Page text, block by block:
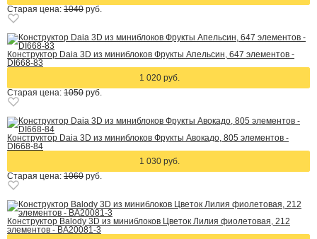
Старая цена: 1040 руб.
Конструктор Daia 3D из миниблоков Фрукты Апельсин, 647 элементов -
DI668-83
1 020 руб.
Старая цена: 1050 руб.
Конструктор Daia 3D из миниблоков Фрукты Авокадо, 805 элементов -
DI668-84
1 030 руб.
Старая цена: 1060 руб.
Конструктор Balody 3D из миниблоков Цветок Лилия фиолетовая, 212
элементов - BA20081-3